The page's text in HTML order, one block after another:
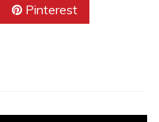
Pinterest